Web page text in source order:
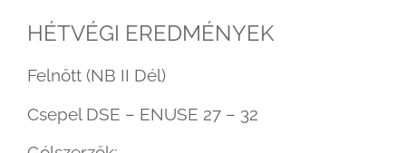
HÉTVÉGI EREDMÉNYEK
Felnőtt (NB II Dél)
Csepel DSE – ENUSE 27 – 32